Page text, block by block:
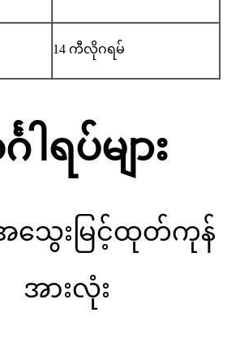
14 ကီလိုဂရမ်
ါရပ်များ
ေးမြင့်ထုတ်ကုန်
အားလုံး